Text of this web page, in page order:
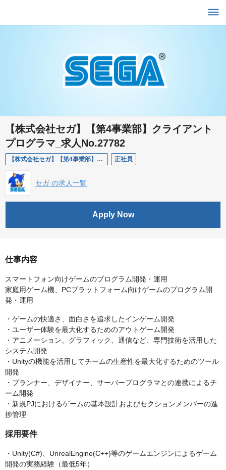
【株式会社セガ】【第4事業部】クライアント
プログラマ_求人No.27782
【株式会社セガ】【第4事業部】クライアントプログラマ_求人No.27782 正社員
セガ の求人一覧
Apply Now
仕事内容
スマートフォン向けゲームのプログラム開発・運用
家庭用ゲーム機、PCプラットフォーム向けゲームのプログラム開
発・運用
・ゲームの快適さ、面白さを追求したインゲーム開発
・ユーザー体験を最大化するためのアウトゲーム開発
・アニメーション、グラフィック、通信など、専門技術を活用した
システム開発
・Unityの機能を活用してチームの生産性を最大化するためのツール
開発
・プランナー、デザイナー、サーバープログラマとの連携によるチ
ーム開発
・新規PJにおけるゲームの基本設計およびセクションメンバーの進
捗管理
採用要件
・Unity(C#)、UnrealEngine(C++)等のゲームエンジンによるゲーム
開発の実務経験（最低5年）